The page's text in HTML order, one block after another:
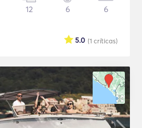
12 6 6
(1 críticas)
5.0